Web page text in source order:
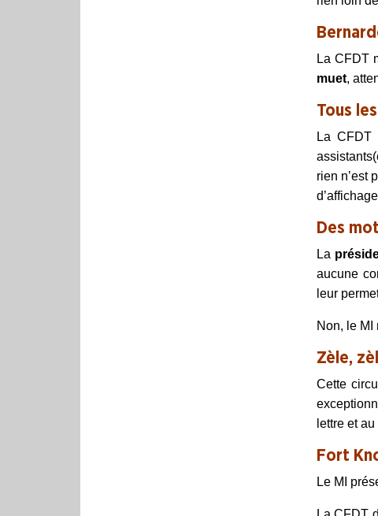
La CFDT
muet,
Tous
La CFDT
rien n’est
Des
La
aucune
leur
Non, le MI
Zèle,
Cette
lettre et
Fort
Le MI